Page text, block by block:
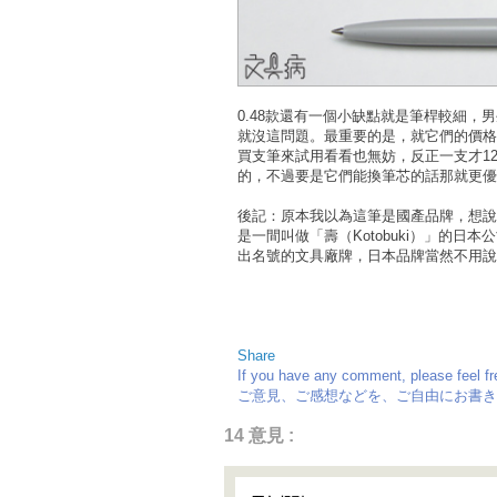
0.48款還有一個小缺點就是筆桿較細，
就沒這問題。最重要的是，就它們的價
買支筆來試用看看也無妨，反正一支才
的，不過要是它們能換筆芯的話那就更
後記：原本我以為這筆是國產品牌，想
是一間叫做「壽（Kotobuki）」的日本
出名號的文具廠牌，日本品牌當然不用
Share
If you have any comment, please feel
ご意見、ご感想などを、ご自由にお書
14 意見 :